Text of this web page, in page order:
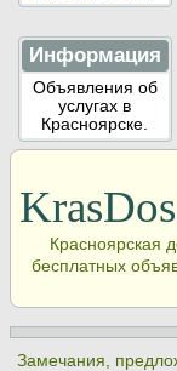
Информация
Объявления об
услугах в
Красноярске.
Красноярская
бесплатных
Замечания,